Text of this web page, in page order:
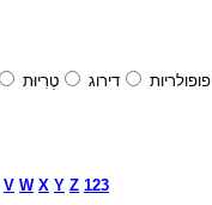
פופולריות דירוג טְרִיוּת
V W X Y Z 123